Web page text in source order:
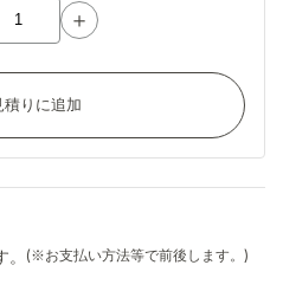
＋
積りに追加
(※お支払い方法等で前後します。)